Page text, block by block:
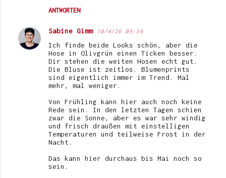
ANTWORTEN
Sabine Gimm 10/4/26 09:34
Ich finde beide Looks schön, aber die
Hose in Olivgrün einen Ticken besser.
Dir stehen die weiten Hosen echt gut.
Die Bluse ist zeitlos. Blumenprints
sind eigentlich immer im Trend. Mal
mehr, mal weniger.
Von Frühling kann hier auch noch keine
Rede sein. In den letzten Tagen schien
zwar die Sonne, aber es war sehr windig
und frisch draußen mit einstelligen
Temperaturen und teilweise Frost in der
Nacht.
Das kann hier durchaus bis Mai noch so
sein.